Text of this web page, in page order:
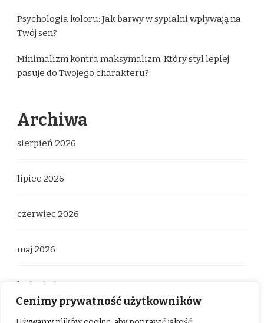
Cenimy prywatność użytkowników
Psychologia koloru: Jak barwy w sypialni wpływają na
Twój sen?
Minimalizm kontra maksymalizm: Który styl lepiej
pasuje do Twojego charakteru?
Archiwa
sierpień 2026
lipiec 2026
czerwiec 2026
maj 2026
kwiecień 2026
marzec 2026